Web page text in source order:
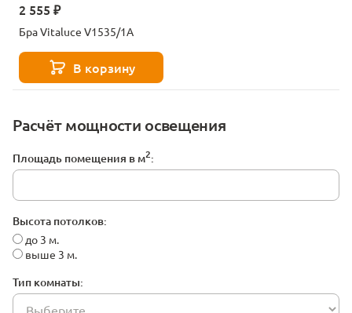
Расчёт мощности освещения
Площадь помещения в м2:
Высота потолков:
до 3 м.
выше 3 м.
Тип комнаты:
2 555 ₽
Бра Vitaluce V1535/1A
В корзину